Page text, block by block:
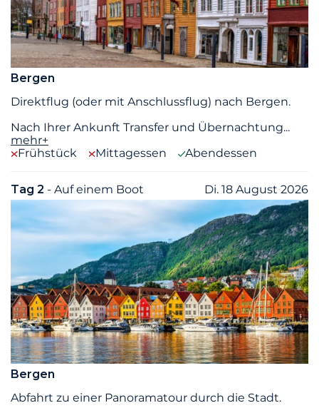
Bergen
Direktflug (oder mit Anschlussflug) nach Bergen.
Nach Ihrer Ankunft Transfer und Übernachtung...
mehr+
Frühstück
Mittagessen Abendessen
Tag 2 - Auf einem Boot Di. 18 August 2026
Bergen
Abfahrt zu einer Panoramatour durch die Stadt.